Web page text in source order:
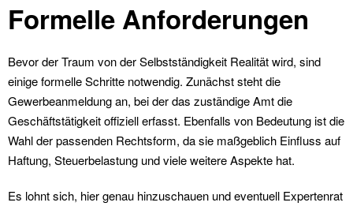
Formelle Anforderungen
Bevor der Traum von der Selbstständigkeit Realität wird, sind
einige formelle Schritte notwendig. Zunächst steht die
Gewerbeanmeldung an, bei der das zuständige Amt die
Geschäftstätigkeit offiziell erfasst. Ebenfalls von Bedeutung ist die
Wahl der passenden Rechtsform, da sie maßgeblich Einfluss auf
Haftung, Steuerbelastung und viele weitere Aspekte hat.
Es lohnt sich, hier genau hinzuschauen und eventuell Expertenrat